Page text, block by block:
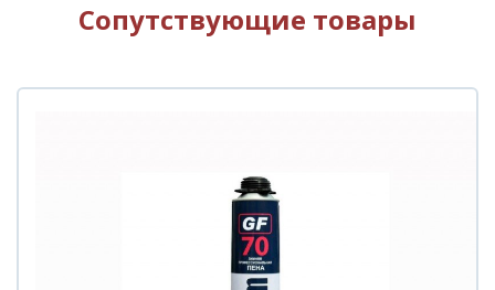
Сопутствующие товары